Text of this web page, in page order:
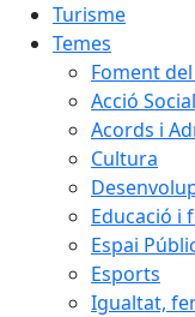
Turisme
Temes
Foment
Acció
Acords i
Cultura
Educació i
Espai
Esports
Igualtat,